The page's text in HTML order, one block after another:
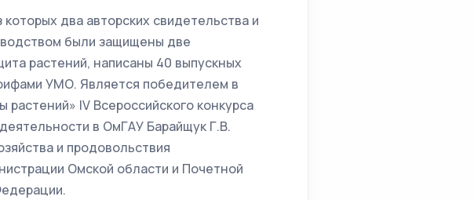
два авторских свидетельства и
были защищены две
растений, написаны 40 выпускных
УМО. Является победителем в
IV Всероссийского конкурса
в ОмГАУ Барайщук Г.В.
и продовольствия
Омской области и Почетной